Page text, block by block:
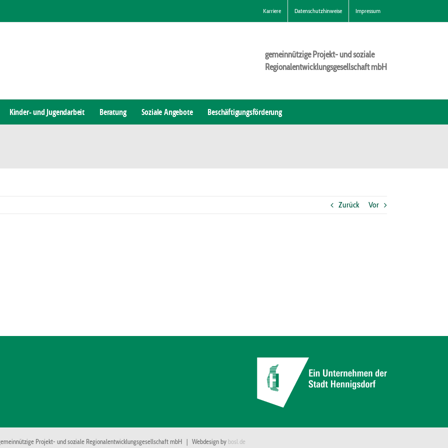
Karriere Datenschutzhinweise Impressum
gemeinnützige Projekt- und soziale
Regionalentwicklungsgesellschaft mbH
Kinder- und Jugendarbeit Beratung Soziale Angebote Beschäftigungsförderung
Zurück Vor
Projekt- und soziale Regionalentwicklungsgesellschaft mbH | Webdesign by bosl.de